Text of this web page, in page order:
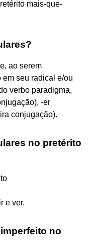
mais-que-
ao serem
seu radical e/ou
verbo paradigma,
-er
conjugação).
no pretérito
e ver.
no